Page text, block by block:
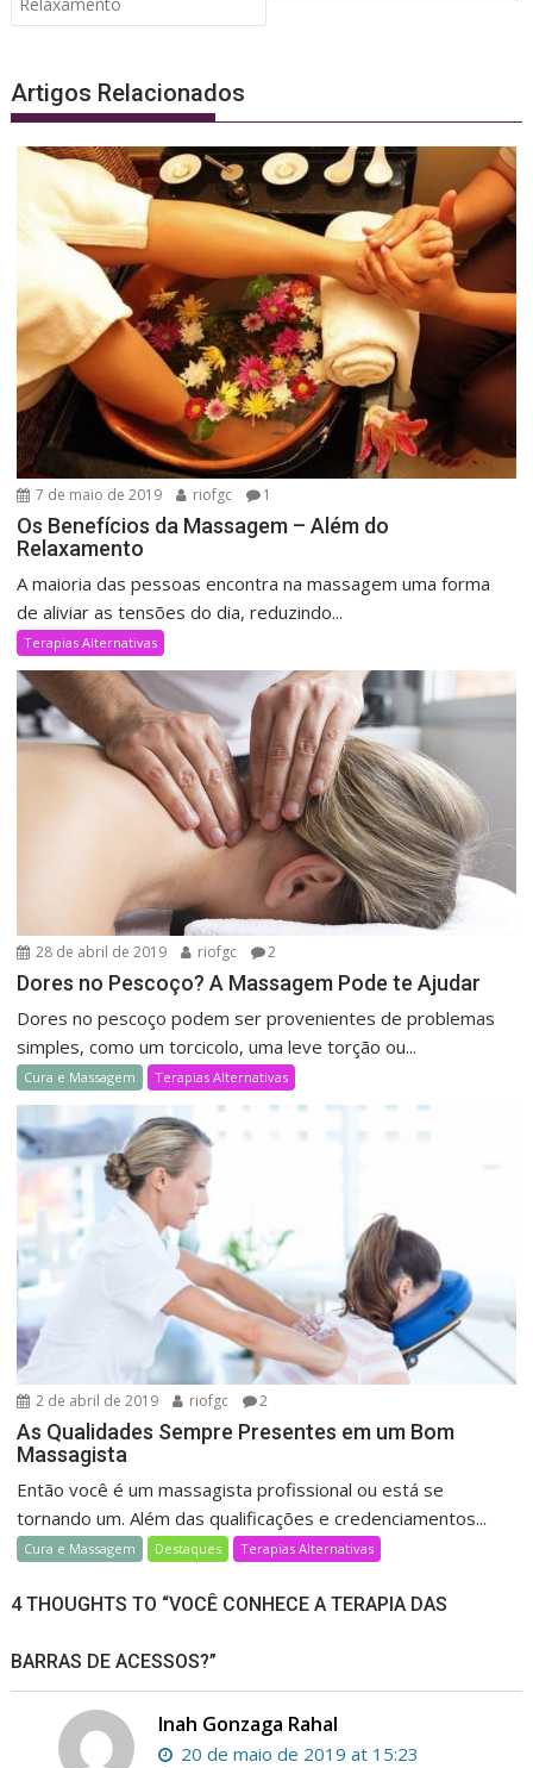
Post
Artigos Relacionados
7 de maio de 2019 riofgc 1
Os Benefícios da Massagem – Além do
Relaxamento
A maioria das pessoas encontra na massagem uma forma
de aliviar as tensões do dia, reduzindo...
Terapias Alternativas
28 de abril de 2019 riofgc 2
Dores no Pescoço? A Massagem Pode te Ajudar
Dores no pescoço podem ser provenientes de problemas
simples, como um torcicolo, uma leve torção ou...
Cura e Massagem Terapias Alternativas
2 de abril de 2019 riofgc 2
As Qualidades Sempre Presentes em um Bom
Massagista
Então você é um massagista profissional ou está se
tornando um. Além das qualificações e credenciamentos...
Cura e Massagem Destaques Terapias Alternativas
4 THOUGHTS TO “VOCÊ CONHECE A TERAPIA DAS
BARRAS DE ACESSOS?”
Inah Gonzaga Rahal
20 de maio de 2019 at 15:23